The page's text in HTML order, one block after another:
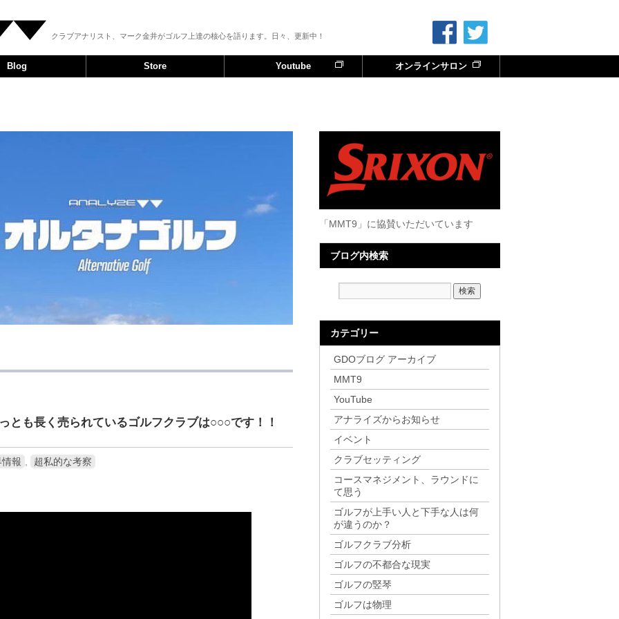
クラブアナリスト、マーク金井がゴルフ上達の核心を語ります。日々、更新中！
Blog Store Youtube オンラインサロン
も長く売られているゴルフクラブは○○○です！！
報 超私的な考察
「MMT9」に協賛いただいています
ブログ内検索
カテゴリー
GDOブログ アーカイブ
MMT9
YouTube
アナライズからお知らせ
イベント
クラブセッティング
コースマネジメント、ラウンドに
て思う
ゴルフが上手い人と下手な人は何
が違うのか？
ゴルフクラブ分析
ゴルフの不都合な現実
ゴルフの竪琴
ゴルフは物理